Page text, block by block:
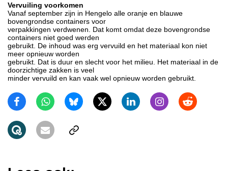
Vervuiling voorkomen
Vanaf september zijn in Hengelo alle oranje en blauwe
bovengrondse containers voor
verpakkingen verdwenen. Dat komt omdat deze bovengrondse
containers niet goed werden
gebruikt. De inhoud was erg vervuild en het materiaal kon niet
meer opnieuw worden
gebruikt. Dat is duur en slecht voor het milieu. Het materiaal in de
doorzichtige zakken is veel
minder vervuild en kan vaak wel opnieuw worden gebruikt.